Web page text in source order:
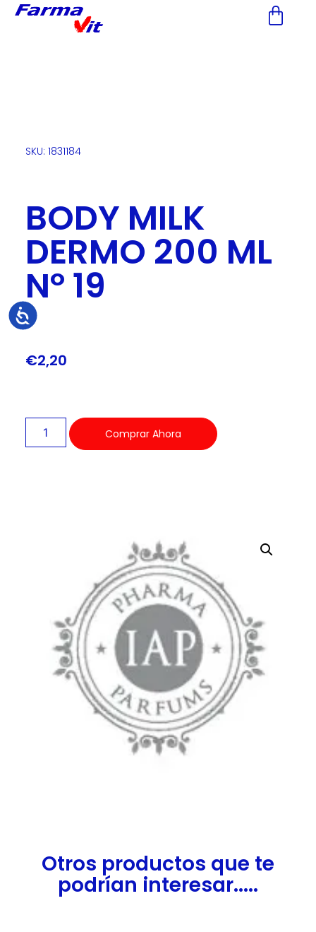
Nota:
accesibilidad.
Accesibilidad
SKU: 1831184
BODY MILK
DERMO 200 ML
Nº 19
€2,20
Comprar Ahora
Otros productos que te
podrían interesar.....